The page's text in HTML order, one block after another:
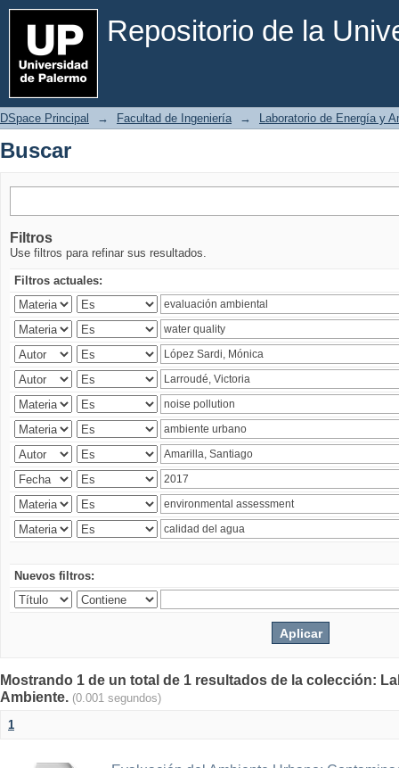
Repositorio de la
Buscar
DSpace Principal → Facultad de Ingeniería → Laboratorio de Energía y
Buscar
Filtros
Use filtros para refinar sus resultados.
Filtros actuales:
Nuevos filtros:
Mostrando 1 de un total de 1 resultados de la colección:
Ambiente. (0.001 segundos)
1